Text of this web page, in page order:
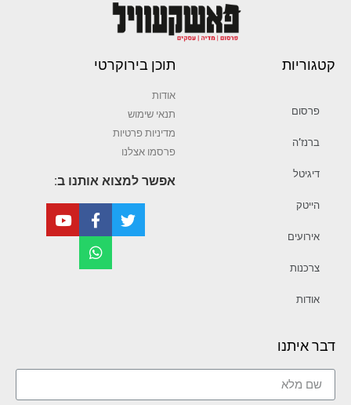
קטגוריות
פרסום
ברנז’ה
דיגיטל
הייטק
אירועים
צרכנות
אודות
תוכן בירוקרטי
אודות
תנאי שימוש
מדיניות פרטיות
פרסמו אצלנו
אפשר למצוא אותנו ב:
דבר איתנו